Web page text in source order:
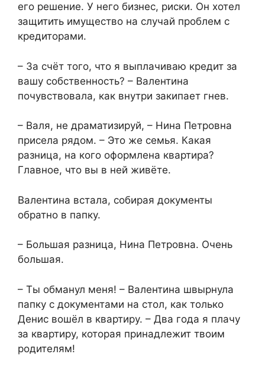
его решение. У него бизнес, риски. Он хотел
защитить имущество на случай проблем с
кредиторами.
– За счёт того, что я выплачиваю кредит за
вашу собственность? – Валентина
почувствовала, как внутри закипает гнев.
– Валя, не драматизируй, – Нина Петровна
присела рядом. – Это же семья. Какая
разница, на кого оформлена квартира?
Главное, что вы в ней живёте.
Валентина встала, собирая документы
обратно в папку.
– Большая разница, Нина Петровна. Очень
большая.
– Ты обманул меня! – Валентина швырнула
папку с документами на стол, как только
Денис вошёл в квартиру. – Два года я плачу
за квартиру, которая принадлежит твоим
родителям!